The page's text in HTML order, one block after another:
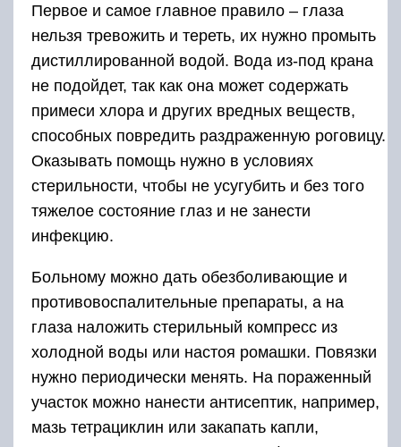
Первое и самое главное правило – глаза
нельзя тревожить и тереть, их нужно промыть
дистиллированной водой. Вода из-под крана
не подойдет, так как она может содержать
примеси хлора и других вредных веществ,
способных повредить раздраженную роговицу.
Оказывать помощь нужно в условиях
стерильности, чтобы не усугубить и без того
тяжелое состояние глаз и не занести
инфекцию.
Больному можно дать обезболивающие и
противовоспалительные препараты, а на
глаза наложить стерильный компресс из
холодной воды или настоя ромашки. Повязки
нужно периодически менять. На пораженный
участок можно нанести антисептик, например,
мазь тетрациклин или закапать капли,